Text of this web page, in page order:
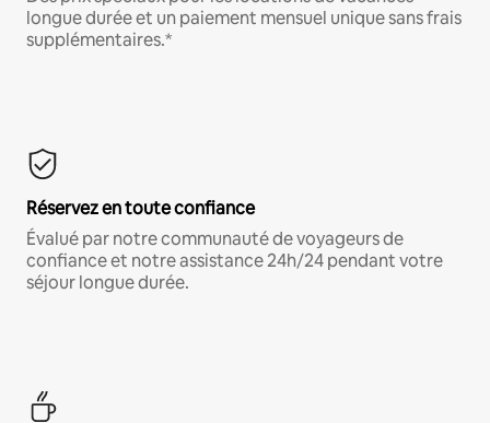
longue durée et un paiement mensuel unique sans frais
supplémentaires.*
Réservez en toute confiance
Évalué par notre communauté de voyageurs de
confiance et notre assistance 24h/24 pendant votre
séjour longue durée.